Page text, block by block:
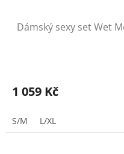
Dámský sexy set Wet
1 059 Kč
S/M L/XL